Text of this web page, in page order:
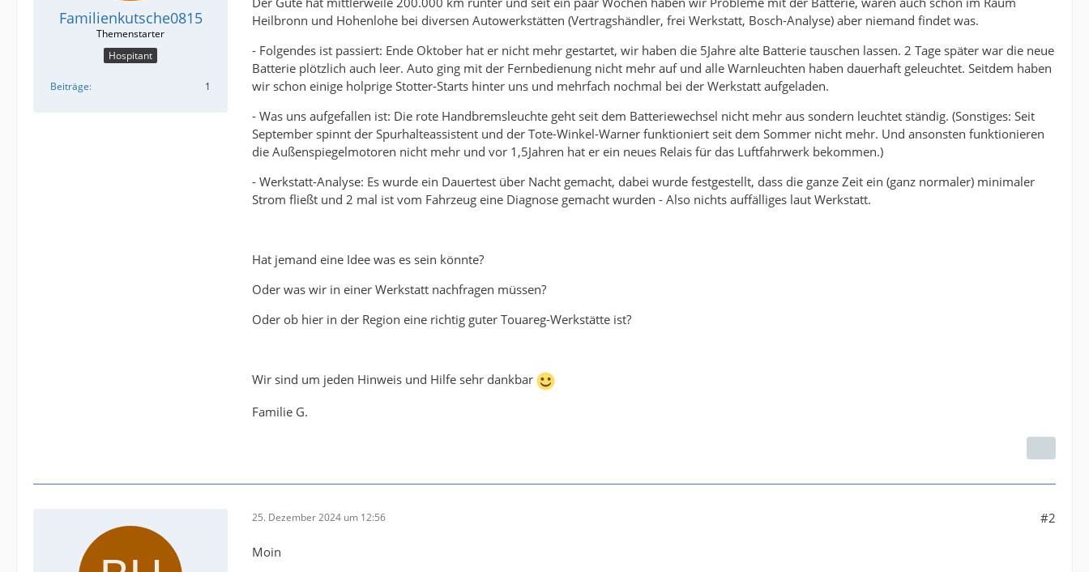
Familienkutsche0815
Hospitant
Beiträge 1
Heilbronn und Hohenlohe bei diversen Autowerkstätten (Vertragshändler, frei Werkstatt, Bosch-Analyse) aber niemand findet was.
- Folgendes ist passiert: Ende Oktober hat er nicht mehr gestartet, wir haben die 5Jahre alte Batterie tauschen lassen. 2 Tage später war die neue
Batterie plötzlich auch leer. Auto ging mit der Fernbedienung nicht mehr auf und alle Warnleuchten haben dauerhaft geleuchtet. Seitdem haben
wir schon einige holprige Stotter-Starts hinter uns und mehrfach nochmal bei der Werkstatt aufgeladen.
- Was uns aufgefallen ist: Die rote Handbremsleuchte geht seit dem Batteriewechsel nicht mehr aus sondern leuchtet ständig. (Sonstiges: Seit
September spinnt der Spurhalteassistent und der Tote-Winkel-Warner funktioniert seit dem Sommer nicht mehr. Und ansonsten funktionieren
die Außenspiegelmotoren nicht mehr und vor 1,5Jahren hat er ein neues Relais für das Luftfahrwerk bekommen.)
- Werkstatt-Analyse: Es wurde ein Dauertest über Nacht gemacht, dabei wurde festgestellt, dass die ganze Zeit ein (ganz normaler) minimaler
Strom fließt und 2 mal ist vom Fahrzeug eine Diagnose gemacht wurden - Also nichts auffälliges laut Werkstatt.
Hat jemand eine Idee was es sein könnte?
Oder was wir in einer Werkstatt nachfragen müssen?
Oder ob hier in der Region eine richtig guter Touareg-Werkstätte ist?
Wir sind um jeden Hinweis und Hilfe sehr dankbar
Familie G.
25. Dezember 2024 um 12:56 #2
Moin